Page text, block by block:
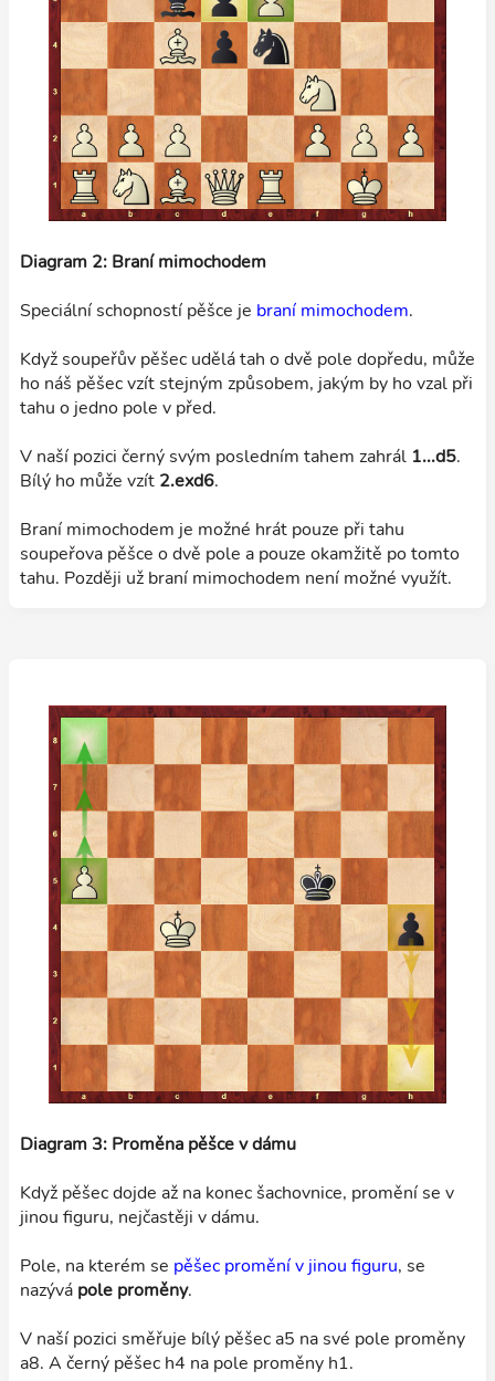
Diagram 2: Braní mimochodem
Speciální schopností pěšce je braní mimochodem.
Když soupeřův pěšec udělá tah o dvě pole dopředu, může
ho náš pěšec vzít stejným způsobem, jakým by ho vzal při
tahu o jedno pole v před.
V naší pozici černý svým posledním tahem zahrál 1...d5.
Bílý ho může vzít 2.exd6.
Braní mimochodem je možné hrát pouze při tahu
soupeřova pěšce o dvě pole a pouze okamžitě po tomto
tahu. Později už braní mimochodem není možné využít.
Diagram 3: Proměna pěšce v dámu
Když pěšec dojde až na konec šachovnice, promění se v
jinou figuru, nejčastěji v dámu.
Pole, na kterém se pěšec promění v jinou figuru, se
nazývá pole proměny.
V naší pozici směřuje bílý pěšec a5 na své pole proměny
a8. A černý pěšec h4 na pole proměny h1.